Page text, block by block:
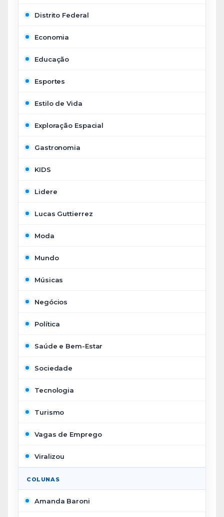
Distrito Federal
Economia
Educação
Esportes
Estilo de Vida
Exploração Espacial
Gastronomia
KIDS
Lidere
Lucas Guttierrez
Moda
Mundo
Músicas
Negócios
Política
Saúde e Bem-Estar
Sociedade
Tecnologia
Turismo
Vagas de Emprego
Viralizou
COLUNAS
Amanda Baroni